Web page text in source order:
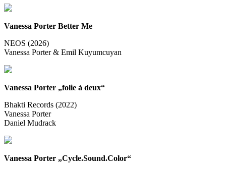
Vanessa Porter Better Me
NEOS (2026)
Vanessa Porter & Emil Kuyumcuyan
Vanessa Porter „folie à deux“
Bhakti Records (2022)
Vanessa Porter
Daniel Mudrack
Vanessa Porter „Cycle.Sound.Color“